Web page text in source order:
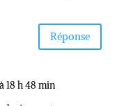
Réponse
18 h 48 min